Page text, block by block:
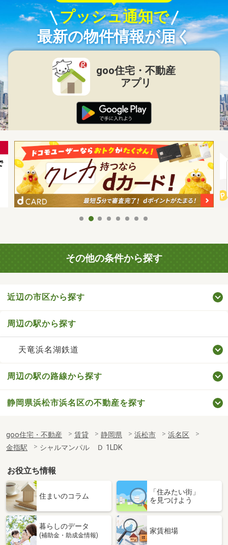
プッシュ通知で
最新の物件情報が届く
goo住宅・不動産
アプリ
その他の条件から探す
近辺の市区から探す
周辺の駅から探す
天竜浜名湖鉄道
周辺の駅の路線から探す
静岡県浜松市浜名区の不動産を探す
goo住宅・不動産 賃貸 静岡県 浜松市
浜名区
金指駅
シャルマンパル Ｄ 1LDK
お役立ち情報
住まいのコラム
「住みたい街」
を見つけよう
暮らしのデータ
(補助金・助成金情報)
家賃相場